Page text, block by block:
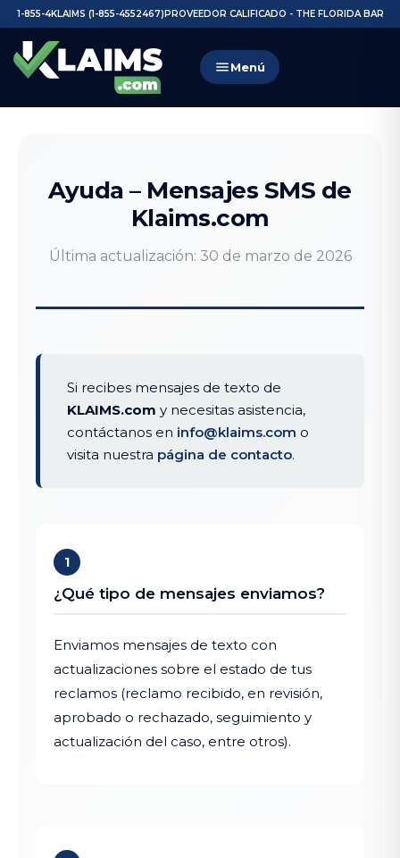
1-855-4KLAIMS (1-855-4552467)PROVEEDOR CALIFICADO - THE FLORIDA BAR
Menú
Ayuda – Mensajes SMS de
Klaims.com
Última actualización: 30 de marzo de 2026
Si recibes mensajes de texto de
KLAIMS.com y necesitas asistencia,
contáctanos en info@klaims.com o
visita nuestra página de contacto.
1
¿Qué tipo de mensajes enviamos?
Enviamos mensajes de texto con
actualizaciones sobre el estado de tus
reclamos (reclamo recibido, en revisión,
aprobado o rechazado, seguimiento y
actualización del caso, entre otros).